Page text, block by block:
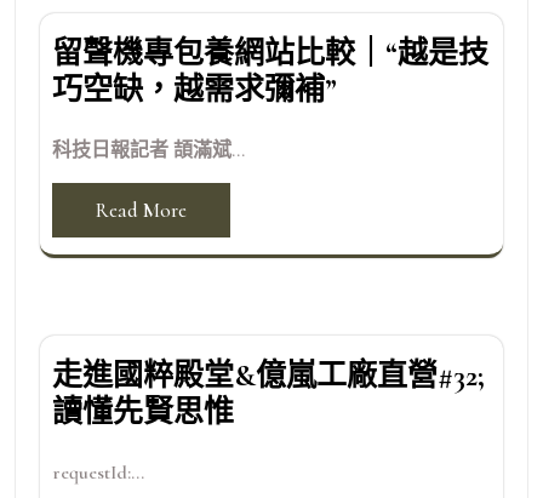
留聲機專包養網站比較｜“越是技
巧空缺，越需求彌補”
科技日報記者 頡滿斌...
Read More
走進國粹殿堂&億嵐工廠直營#32;
讀懂先賢思惟
requestId:...